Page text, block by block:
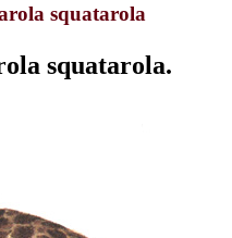
squatarola
squatarola.